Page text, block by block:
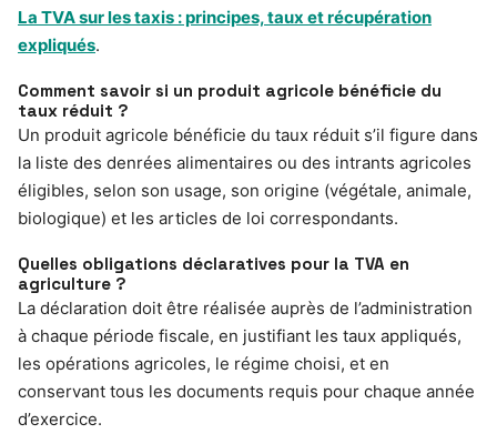
La TVA sur les taxis : principes, taux et récupération
expliqués.
Comment savoir si un produit agricole bénéficie du
taux réduit ?
Un produit agricole bénéficie du taux réduit s’il figure dans
la liste des denrées alimentaires ou des intrants agricoles
éligibles, selon son usage, son origine (végétale, animale,
biologique) et les articles de loi correspondants.
Quelles obligations déclaratives pour la TVA en
agriculture ?
La déclaration doit être réalisée auprès de l’administration
à chaque période fiscale, en justifiant les taux appliqués,
les opérations agricoles, le régime choisi, et en
conservant tous les documents requis pour chaque année
d’exercice.